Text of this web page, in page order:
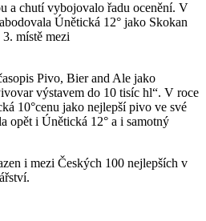
a chutí vybojovalo řadu ocenění. V
Únětická 12° jako Skokan
místě mezi
Pivo, Bier and Ale jako
výstavem do 10 tisíc hl“. V roce
10°cenu jako nejlepší pivo ve své
opět i Únětická 12° a i samotný
i mezi Českých 100 nejlepších v